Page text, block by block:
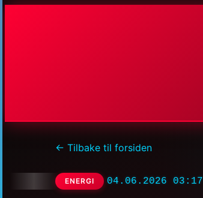
← Tilbake til forsiden
ENERGI 04.06.2026 03:17